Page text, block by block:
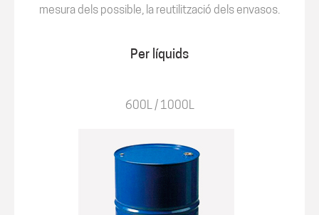
mesura dels possible, la reutilització dels envasos.
Per líquids
600L / 1000L